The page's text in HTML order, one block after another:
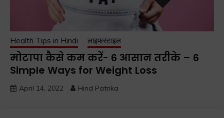
Health Tips in Hindi लाइफस्टाइल
मोटापा कैसे कम करें- 6 आसान तरीके – 6
Simple Ways for Weight Loss
April 14, 2022 Hind Patrika